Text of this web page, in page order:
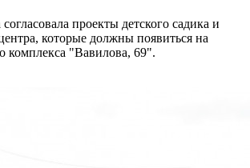
проекты детского садика и
которые должны появиться на
комплекса "Вавилова, 69".